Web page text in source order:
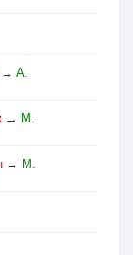
→ А.
→ М.
→ М.